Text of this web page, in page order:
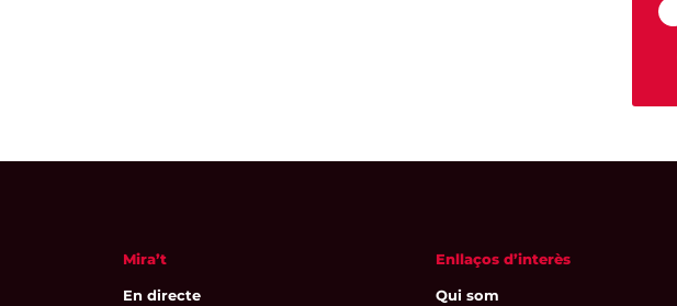
Mira’t
En directe
Enllaços d’interès
Qui som